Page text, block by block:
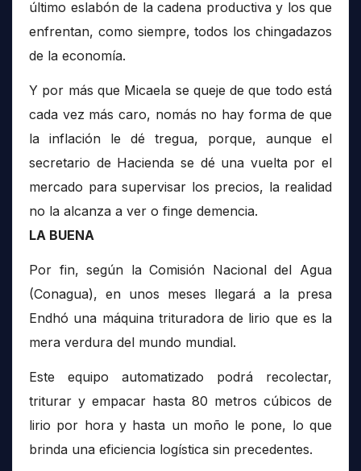
último eslabón de la cadena productiva y los que
enfrentan, como siempre, todos los chingadazos
de la economía.
Y por más que Micaela se queje de que todo está
cada vez más caro, nomás no hay forma de que
la inflación le dé tregua, porque, aunque el
secretario de Hacienda se dé una vuelta por el
mercado para supervisar los precios, la realidad
no la alcanza a ver o finge demencia.
LA BUENA
Por fin, según la Comisión Nacional del Agua
(Conagua), en unos meses llegará a la presa
Endhó una máquina trituradora de lirio que es la
mera verdura del mundo mundial.
Este equipo automatizado podrá recolectar,
triturar y empacar hasta 80 metros cúbicos de
lirio por hora y hasta un moño le pone, lo que
brinda una eficiencia logística sin precedentes.